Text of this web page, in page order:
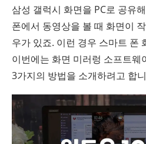
삼성 갤럭시 화면을 PC로 공유
폰에서 동영상을 볼 때 화면이
우가 있죠. 이런 경우 스마트 폰
이번에는 화면 미러렁 소프트웨
3가지의 방법을 소개하려고 합